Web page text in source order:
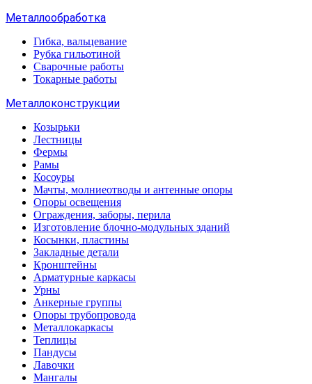
Металлообработка
Гибка, вальцевание
Рубка гильотиной
Сварочные работы
Токарные работы
Металлоконструкции
Козырьки
Лестницы
Фермы
Рамы
Косоуры
Мачты, молниеотводы и антенные опоры
Опоры освещения
Ограждения, заборы, перила
Изготовление блочно-модульных зданий
Косынки, пластины
Закладные детали
Кронштейны
Арматурные каркасы
Урны
Анкерные группы
Опоры трубопровода
Металлокаркасы
Теплицы
Пандусы
Лавочки
Мангалы